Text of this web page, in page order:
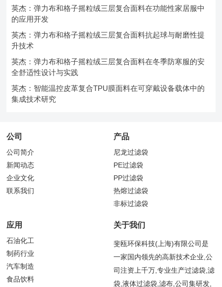
英杰：弹力布和格子摇粒绒三层复合面料在功能性家居服中
的应用开发
英杰：弹力布和格子摇粒绒三层复合面料抗起球与耐磨性提
升技术
英杰：弹力布和格子摇粒绒三层复合面料在冬季防寒服的安
全舒适性设计与实践
英杰：智能温控皮革复合TPU膜面料在可穿戴设备载体中的
集成技术研究
公司
公司简介
新闻动态
企业文化
联系我们
产品
尼龙过滤袋
PE过滤袋
PP过滤袋
热熔过滤袋
非标过滤袋
应用
石油化工
制药行业
汽车制造
食品饮料
关于我们
斐瓯环保科技(上海)有限公司是
一家国内领先的高新技术企业,公
司注资上千万,专业生产过滤袋,滤
袋,液体过滤袋,滤布,公司集研发,